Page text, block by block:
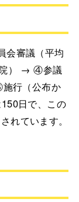
審議（平均
） → ④参議
行（公布か
日で、この
れています。